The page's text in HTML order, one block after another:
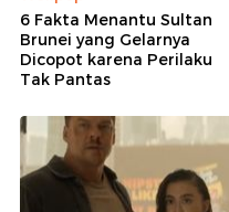
6 Fakta Menantu Sultan
Brunei yang Gelarnya
Dicopot karena Perilaku
Tak Pantas